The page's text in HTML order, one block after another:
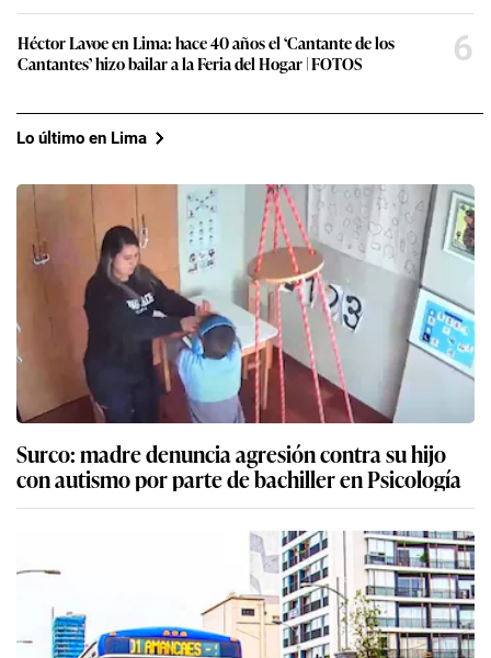
Héctor Lavoe en Lima: hace 40 años el ‘Cantante de los
Cantantes’ hizo bailar a la Feria del Hogar | FOTOS
6
Lo último en Lima
Surco: madre denuncia agresión contra su hijo
con autismo por parte de bachiller en Psicología